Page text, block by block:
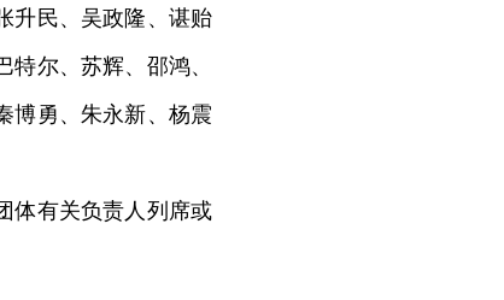
升民、吴政隆、谌贻
尔、苏辉、邵鸿、
博勇、朱永新、杨震
有关负责人列席或